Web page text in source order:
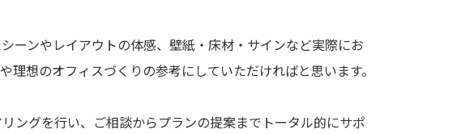
ーンやレイアウトの体感、壁紙・床材・サインなど実際にお
想のオフィスづくりの参考にしていただければと思います。
ングを行い、ご相談からプランの提案までトータル的にサポ